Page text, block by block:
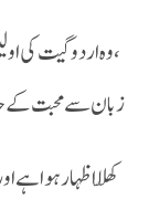
،وہ اردو گیت
زبان سے محبت کے
کھلّا اظہار ہوا